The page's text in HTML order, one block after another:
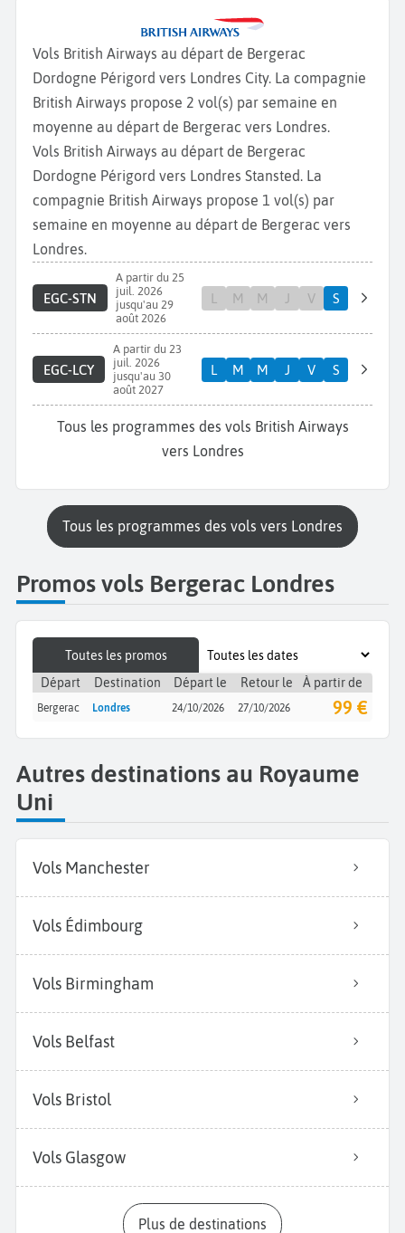
Vols British Airways au départ de Bergerac
Dordogne Périgord vers Londres City. La compagnie
British Airways propose 2 vol(s) par semaine en
moyenne au départ de Bergerac vers Londres.
Vols British Airways au départ de Bergerac
Dordogne Périgord vers Londres Stansted. La
compagnie British Airways propose 1 vol(s) par
semaine en moyenne au départ de Bergerac vers
Londres.
EGC-STN
A partir du 25
juil. 2026
jusqu'au 29
août 2026
L M M J V S
EGC-LCY
A partir du 23
juil. 2026
jusqu'au 30
août 2027
L M M J V S
Tous les programmes des vols British Airways
vers Londres
Tous les programmes des vols vers Londres
Promos vols Bergerac Londres
Toutes les promos
Départ
Destination Départ le Retour le À partir de
Bergerac Londres 24/10/2026 27/10/2026 99 €
Autres destinations au Royaume
Uni
Vols Manchester
Vols Édimbourg
Vols Birmingham
Vols Belfast
Vols Bristol
Vols Glasgow
Plus de destinations